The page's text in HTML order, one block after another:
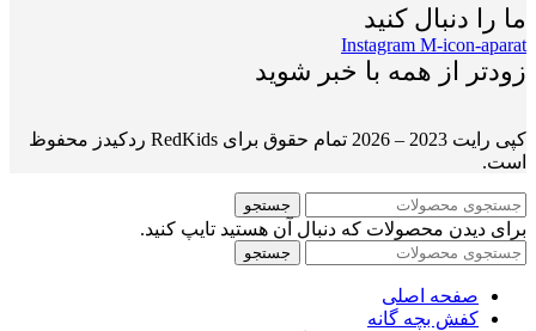
ما را دنبال کنید
Instagram M-icon-aparat
زودتر از همه با خبر شوید
کپی رایت 2023 – 2026 تمام حقوق برای RedKids ردکیدز محفوظ
است.
جستجو
برای دیدن محصولات که دنبال آن هستید تایپ کنید.
جستجو
صفحه اصلی
کفش بچه گانه